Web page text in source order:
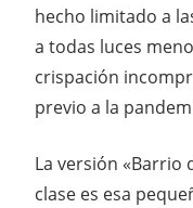
hecho limitado a
a todas luces
crispación
previo a la
La versión «Barrio
clase es esa